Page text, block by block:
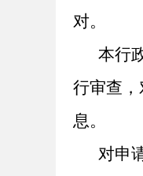
对。
本行
行审查
息。
对申